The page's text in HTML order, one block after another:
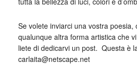
Se volete inviarci una vostra poesia,
qualunque altra forma artistica che
liete di dedicarvi un post. Questa è
carlaita@netscape.net